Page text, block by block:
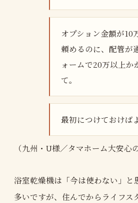
オプション金額が10
頼めるのに、配管が
ォームで20万以上か
て。
最初につけておけば
（九州・U様／タマホーム大安心
浴室乾燥機は「今は使わない」と
多いですが、住んでからライフス